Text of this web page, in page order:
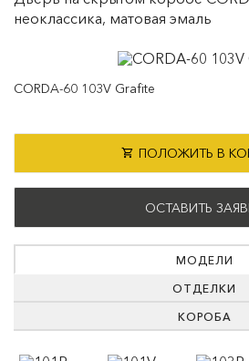
неоклассика, матовая эмаль
CORDA-60 103V Grafite
ПОЛОЖИТЬ В
ОСТАВИТЬ
МОДЕЛИ
ОТДЕЛКИ
КОРОБА